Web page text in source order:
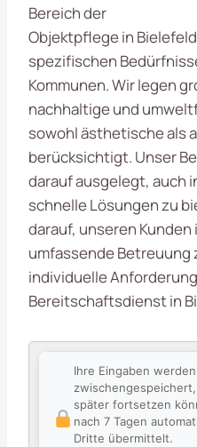
Bereich der
Objektpflege in
spezifischen
Kommunen. Wir legen
nachhaltige und
sowohl ästhetische als
berücksichtigt. Unser
darauf ausgelegt, auch
schnelle Lösungen zu
darauf, unseren
umfassende Betreuung
individuelle
Bereitschaftsdienst in
Ihre Eingaben
später fortsetzen
nach 7 Tagen
Dritte übermittelt.